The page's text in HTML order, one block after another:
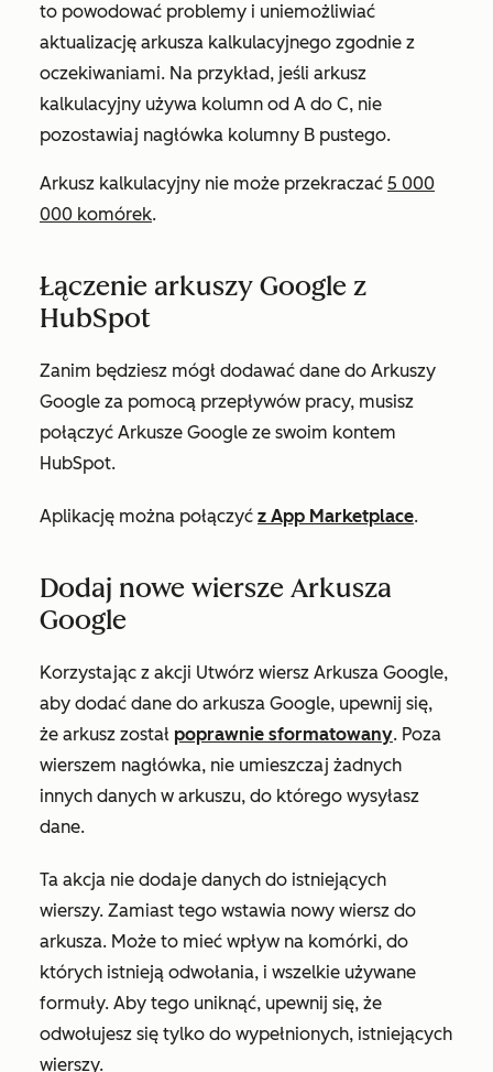
to powodować problemy i uniemożliwiać
aktualizację arkusza kalkulacyjnego zgodnie z
oczekiwaniami. Na przykład, jeśli arkusz
kalkulacyjny używa kolumn od A do C, nie
pozostawiaj nagłówka kolumny B pustego.
Arkusz kalkulacyjny nie może przekraczać 5 000
000 komórek.
Łączenie arkuszy Google z
HubSpot
Zanim będziesz mógł dodawać dane do Arkuszy
Google za pomocą przepływów pracy, musisz
połączyć Arkusze Google ze swoim kontem
HubSpot.
Aplikację można połączyć z App Marketplace.
Dodaj nowe wiersze Arkusza
Google
Korzystając z akcji Utwórz wiersz Arkusza Google,
aby dodać dane do arkusza Google, upewnij się,
że arkusz został poprawnie sformatowany. Poza
wierszem nagłówka, nie umieszczaj żadnych
innych danych w arkuszu, do którego wysyłasz
dane.
Ta akcja nie dodaje danych do istniejących
wierszy. Zamiast tego wstawia nowy wiersz do
arkusza. Może to mieć wpływ na komórki, do
których istnieją odwołania, i wszelkie używane
formuły. Aby tego uniknąć, upewnij się, że
odwołujesz się tylko do wypełnionych, istniejących
wierszy.